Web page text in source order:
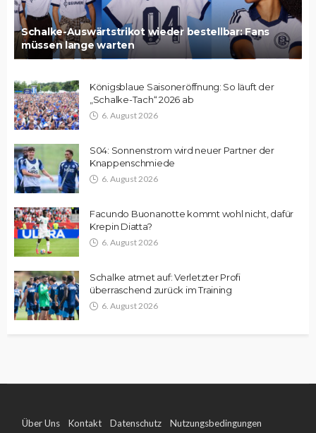
Schalke-Auswärtstrikot wieder bestellbar: Fans
müssen lange warten
Königsblaue Saisoneröffnung: So läuft der
„Schalke-Tach“ 2026 ab
6. August 2026
S04: Sonnenstrom wird neuer Partner der
Knappenschmiede
6. August 2026
Facundo Buonanotte kommt wohl nicht, dafür
Krepin Diatta?
6. August 2026
Schalke atmet auf: Verletzter Profi
überraschend zurück im Training
6. August 2026
Über Uns Kontakt Datenschutz Nutzungsbedingungen